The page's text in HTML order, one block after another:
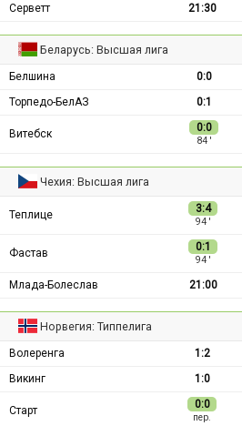
Серветт 21:30
Беларусь: Высшая лига
Белшина 0:0
Торпедо-БелАЗ
0:1
Витебск 0:0
84 ′
Чехия: Высшая лига
Теплице 3:4
94 ′
Фастав 0:1
94 ′
Млада-Болеслав 21:00
Норвегия: Типпелига
Волеренга 1:2
Викинг
1:0
Старт 0:0
пер.